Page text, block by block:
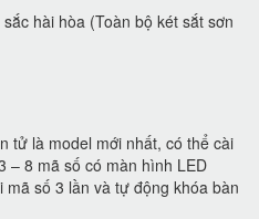
hài hòa (Toàn bộ két sắt sơn
tử là model mới nhất, có thể cài
– 8 mã số có màn hình LED
mã số 3 lần và tự động khóa bàn